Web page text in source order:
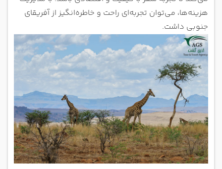
هزینه‌ها، می‌توان تجربه‌ای راحت و خاطره‌انگیز از آفریقای
جنوبی داشت.